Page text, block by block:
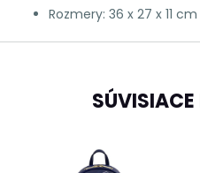
Rozmery: 36 x 27 x 11 cm